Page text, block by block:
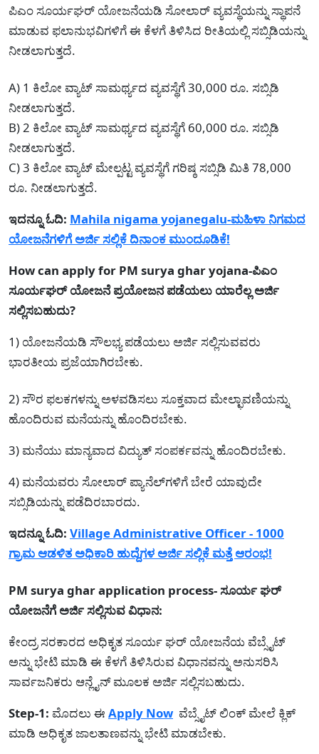
ಪಿಎಂ ಸೂರ್ಯಘರ್ ಯೋಜನೆಯಡಿ ಸೋಲಾರ್ ವ್ಯವಸ್ಥೆಯನ್ನು ಸ್ಥಾಪನೆ
ಮಾಡುವ ಫಲಾನುಭವಿಗಳಿಗೆ ಈ ಕೆಳಗೆ ತಿಳಿಸಿದ ರೀತಿಯಲ್ಲಿ ಸಬ್ಸಿಡಿಯನ್ನು
ನೀಡಲಾಗುತ್ತದೆ.
A) 1 ಕಿಲೋ ವ್ಯಾಟ್‌ ಸಾಮರ್ಥ್ಯದ ವ್ಯವಸ್ಥೆಗೆ 30,000 ರೂ. ಸಬ್ಸಿಡಿ
ನೀಡಲಾಗುತ್ತದೆ.
B) 2 ಕಿಲೋ ವ್ಯಾಟ್‌ ಸಾಮರ್ಥ್ಯದ ವ್ಯವಸ್ಥೆಗೆ 60,000 ರೂ. ಸಬ್ಸಿಡಿ
ನೀಡಲಾಗುತ್ತದೆ.
C) 3 ಕಿಲೋ ವ್ಯಾಟ್‌ ಮೇಲ್ಪಟ್ಟ ವ್ಯವಸ್ಥೆಗೆ ಗರಿಷ್ಠ ಸಬ್ಸಿಡಿ ಮಿತಿ 78,000
ರೂ. ನೀಡಲಾಗುತ್ತದೆ.
ಇದನ್ನೂ ಓದಿ: Mahila nigama yojanegalu-ಮಹಿಳಾ ನಿಗಮದ
ಯೋಜನೆಗಳಿಗೆ ಅರ್ಜಿ ಸಲ್ಲಿಕೆ ದಿನಾಂಕ ಮುಂದೂಡಿಕೆ!
How can apply for PM surya ghar yojana-ಪಿಎಂ
ಸೂರ್ಯಘರ್ ಯೋಜನೆ ಪ್ರಯೋಜನ ಪಡೆಯಲು ಯಾರೆಲ್ಲ ಅರ್ಜಿ
ಸಲ್ಲಿಸಬಹುದು?
1) ಯೋಜನೆಯಡಿ ಸೌಲಭ್ಯ ಪಡೆಯಲು ಅರ್ಜಿ ಸಲ್ಲಿಸುವವರು
ಭಾರತೀಯ ಪ್ರಜೆಯಾಗಿರಬೇಕು.
2) ಸೌರ ಫಲಕಗಳನ್ನು ಅಳವಡಿಸಲು ಸೂಕ್ತವಾದ ಮೇಲ್ಛಾವಣಿಯನ್ನು
ಹೊಂದಿರುವ ಮನೆಯನ್ನು ಹೊಂದಿರಬೇಕು.
3) ಮನೆಯು ಮಾನ್ಯವಾದ ವಿದ್ಯುತ್ ಸಂಪರ್ಕವನ್ನು ಹೊಂದಿರಬೇಕು.
4) ಮನೆಯವರು ಸೋಲಾರ್ ಪ್ಯಾನೆಲ್‌ಗಳಿಗೆ ಬೇರೆ ಯಾವುದೇ
ಸಬ್ಸಿಡಿಯನ್ನು ಪಡೆದಿರಬಾರದು.
ಇದನ್ನೂ ಓದಿ: Village Administrative Officer - 1000
ಗ್ರಾಮ ಆಡಳಿತ ಅಧಿಕಾರಿ ಹುದ್ದೆಗಳ ಅರ್ಜಿ ಸಲ್ಲಿಕೆ ಮತ್ತೆ ಆರಂಭ!
PM surya ghar application process- ಸೂರ್ಯ ಘರ್
ಯೋಜನೆಗೆ ಅರ್ಜಿ ಸಲ್ಲಿಸುವ ವಿಧಾನ:
ಕೇಂದ್ರ ಸರಕಾರದ ಅಧಿಕೃತ ಸೂರ್ಯ ಘರ್ ಯೋಜನೆಯ ವೆಬ್ಸೈಟ್
ಅನ್ನು ಭೇಟಿ ಮಾಡಿ ಈ ಕೆಳಗೆ ತಿಳಿಸಿರುವ ವಿಧಾನವನ್ನು ಅನುಸರಿಸಿ
ಸಾರ್ವಜನಿಕರು ಆನ್ಲೈನ್ ಮೂಲಕ ಅರ್ಜಿ ಸಲ್ಲಿಸಬಹುದು.
Step-1: ಮೊದಲು ಈ Apply Now ವೆಬ್ಸೈಟ್ ಲಿಂಕ್ ಮೇಲೆ ಕ್ಲಿಕ್
ಮಾಡಿ ಅಧಿಕೃತ ಜಾಲತಾಣವನ್ನು ಭೇಟಿ ಮಾಡಬೇಕು.